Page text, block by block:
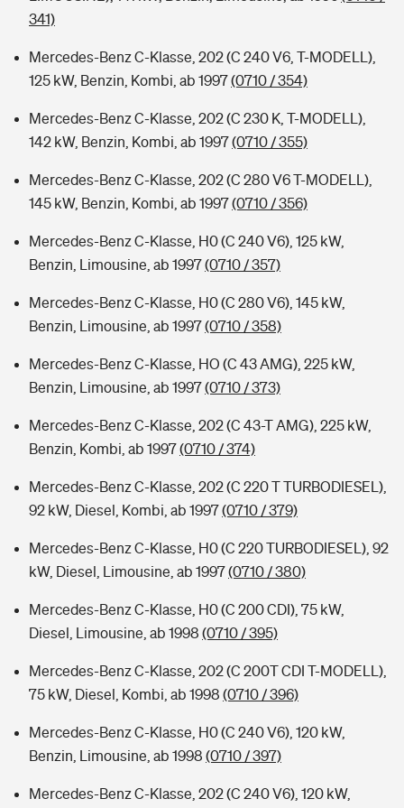
341)
Mercedes-Benz C-Klasse, 202 (C 240 V6, T-MODELL),
125 kW, Benzin, Kombi, ab 1997(0710 / 354)
Mercedes-Benz C-Klasse, 202 (C 230 K, T-MODELL),
142 kW, Benzin, Kombi, ab 1997(0710 / 355)
Mercedes-Benz C-Klasse, 202 (C 280 V6 T-MODELL),
145 kW, Benzin, Kombi, ab 1997(0710 / 356)
Mercedes-Benz C-Klasse, H0 (C 240 V6), 125 kW,
Benzin, Limousine, ab 1997(0710 / 357)
Mercedes-Benz C-Klasse, H0 (C 280 V6), 145 kW,
Benzin, Limousine, ab 1997(0710 / 358)
Mercedes-Benz C-Klasse, HO (C 43 AMG), 225 kW,
Benzin, Limousine, ab 1997(0710 / 373)
Mercedes-Benz C-Klasse, 202 (C 43-T AMG), 225 kW,
Benzin, Kombi, ab 1997(0710 / 374)
Mercedes-Benz C-Klasse, 202 (C 220 T TURBODIESEL),
92 kW, Diesel, Kombi, ab 1997(0710 / 379)
Mercedes-Benz C-Klasse, H0 (C 220 TURBODIESEL), 92
kW, Diesel, Limousine, ab 1997(0710 / 380)
Mercedes-Benz C-Klasse, H0 (C 200 CDI), 75 kW,
Diesel, Limousine, ab 1998 (0710 / 395)
Mercedes-Benz C-Klasse, 202 (C 200T CDI T-MODELL),
75 kW, Diesel, Kombi, ab 1998 (0710 / 396)
Mercedes-Benz C-Klasse, H0 (C 240 V6), 120 kW,
Benzin, Limousine, ab 1998 (0710 / 397)
Mercedes-Benz C-Klasse, 202 (C 240 V6), 120 kW,